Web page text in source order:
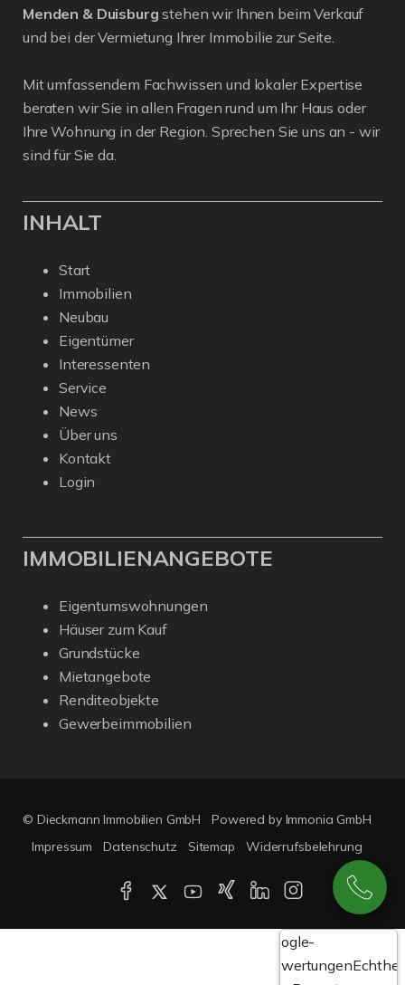
Menden & Duisburg stehen wir Ihnen beim Verkauf
und bei der Vermietung Ihrer Immobilie zur Seite.
Mit umfassendem Fachwissen und lokaler Expertise
beraten wir Sie in allen Fragen rund um Ihr Haus oder
Ihre Wohnung in der Region. Sprechen Sie uns an - wir
sind für Sie da.
INHALT
Start
Immobilien
Neubau
Eigentümer
Interessenten
Service
News
Über uns
Kontakt
Login
IMMOBILIENANGEBOTE
Eigentumswohnungen
Häuser zum Kauf
Grundstücke
Mietangebote
Renditeobjekte
Gewerbeimmobilien
© Dieckmann Immobilien GmbH
Powered by Immonia GmbH
Impressum
Datenschutz Sitemap Widerrufsbelehrung
Google-
Bewertungen